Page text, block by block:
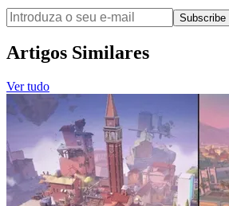
Subscribe
Artigos Similares
Ver tudo